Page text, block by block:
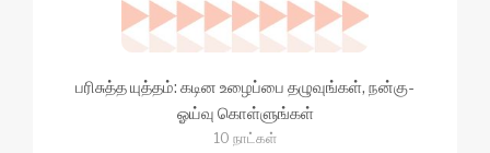
பரிசுத்த யுத்தம்: கடின உழைப்பை தழுவுங்கள், நன்கு-
ஓய்வு கொள்ளுங்கள்
10 நாட்கள்